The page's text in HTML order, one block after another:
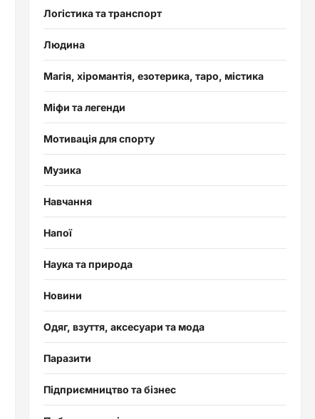
Логістика та транспорт
Людина
Магія, хіромантія, езотерика, таро, містика
Міфи та легенди
Мотивація для спорту
Музика
Навчання
Напої
Наука та природа
Новини
Одяг, взуття, аксесуари та мода
Паразити
Підприємництво та бізнес